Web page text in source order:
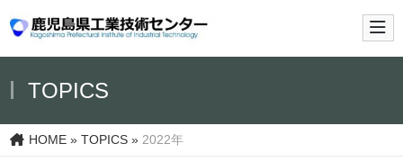
メ
TOPICS
HOME» TOPICS» 2022年